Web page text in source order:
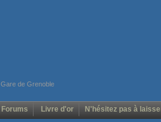
Gare de Grenoble
Forums Livre d'or N'hésitez pas à